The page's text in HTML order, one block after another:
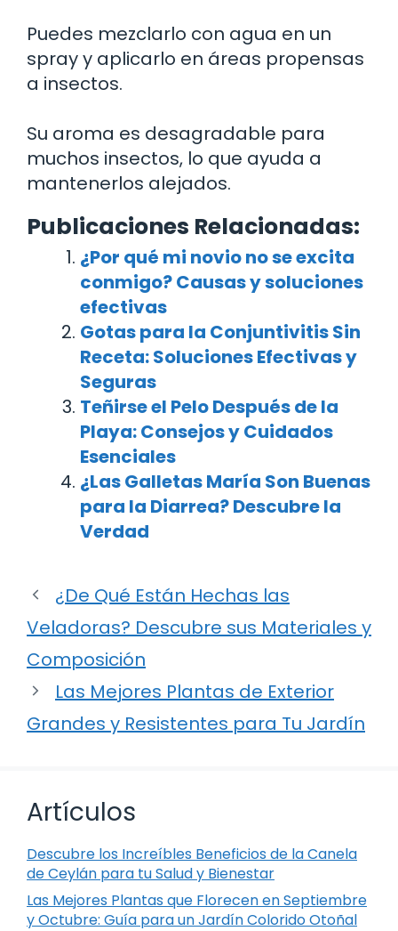
Puedes mezclarlo con agua en un
spray y aplicarlo en áreas propensas
a insectos.
Su aroma es desagradable para
muchos insectos, lo que ayuda a
mantenerlos alejados.
Publicaciones Relacionadas:
¿Por qué mi novio no se excita
conmigo? Causas y soluciones
efectivas
Gotas para la Conjuntivitis Sin
Receta: Soluciones Efectivas y
Seguras
Teñirse el Pelo Después de la
Playa: Consejos y Cuidados
Esenciales
¿Las Galletas María Son Buenas
para la Diarrea? Descubre la
Verdad
¿De Qué Están Hechas las
Veladoras? Descubre sus Materiales y
Composición
Las Mejores Plantas de Exterior
Grandes y Resistentes para Tu Jardín
Artículos
Descubre los Increíbles Beneficios de la Canela
de Ceylán para tu Salud y Bienestar
Las Mejores Plantas que Florecen en Septiembre
y Octubre: Guía para un Jardín Colorido Otoñal